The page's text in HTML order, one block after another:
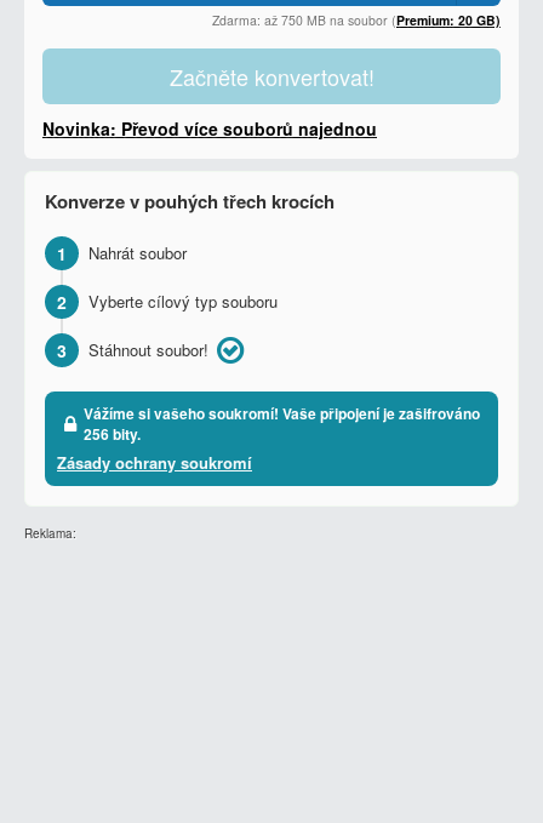
Zdarma: až 750 MB na soubor (Premium: 20 GB)
Začněte konvertovat!
Novinka: Převod více souborů najednou
Konverze v pouhých třech krocích
1 Nahrát soubor
2 Vyberte cílový typ souboru
3 Stáhnout soubor!
Vážíme si vašeho soukromí! Vaše připojení je zašifrováno
256 bity.
Zásady ochrany soukromí
Reklama: